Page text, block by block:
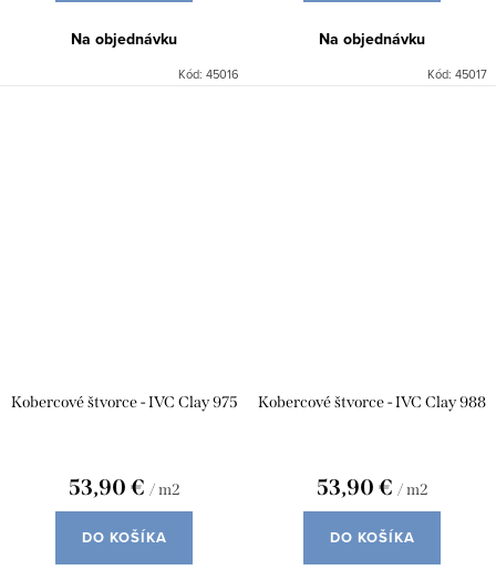
Na objednávku
Kód: 45016
Na objednávku
Kód: 45017
Kobercové štvorce - IVC Clay 975
53,90 € / m2
DO KOŠÍKA
Kobercové štvorce - IVC Clay 988
53,90 € / m2
DO KOŠÍKA